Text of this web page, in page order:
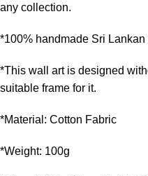
any collection.
*100% handmade Sri Lankan
*This wall art is designed
suitable frame for it.
*Material: Cotton Fabric
*Weight: 100g